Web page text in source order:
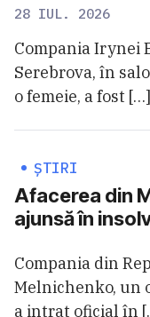
28 IUL. 2026
Compania Irynei
Serebrova, în
o femeie, a fost […]
ȘTIRI
Afacerea din
ajunsă în
Compania din
Melnichenko, un
a intrat oficial în